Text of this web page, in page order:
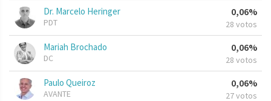
Dr. Marcelo Heringer
PDT
0,06%
28 votos
Mariah Brochado
DC
0,06%
28 votos
Paulo Queiroz
AVANTE
0,06%
27 votos